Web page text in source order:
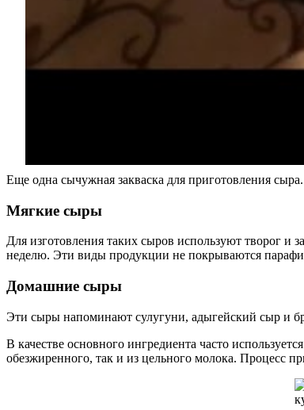
Еще одна сычужная закваска для приготовления
Мягкие сыры
Для изготовления таких сыров используют творог и
неделю. Эти виды продукции не покрываются
Домашние сыры
Эти сыры напоминают сулугуни, адыгейский сыр и
В качестве основного ингредиента часто
обезжиренного, так и из цельного молока. Процесс